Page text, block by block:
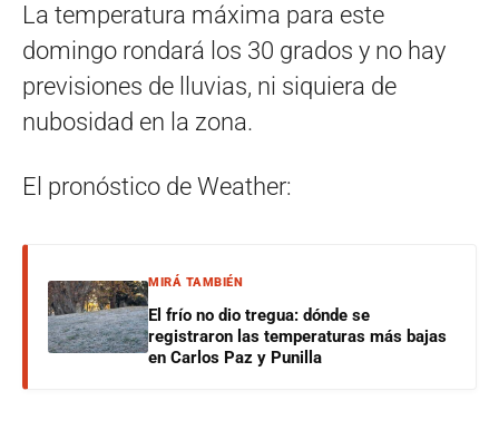
La temperatura máxima para este
domingo rondará los 30 grados y no hay
previsiones de lluvias, ni siquiera de
nubosidad en la zona.
El pronóstico de Weather:
MIRÁ TAMBIÉN
El frío no dio tregua: dónde se
registraron las temperaturas más bajas
en Carlos Paz y Punilla